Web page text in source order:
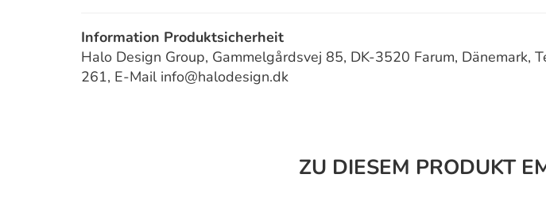
Information Produktsicherheit
Halo Design Group, Gammelgårdsvej 85, DK-3520 Farum, Dänemark,
261, E-Mail info@halodesign.dk
ZU DIESEM PRODUKT